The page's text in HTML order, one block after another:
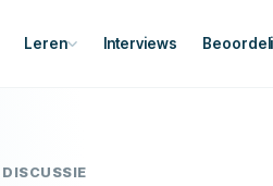
Leren Interviews
DISCUSSIE